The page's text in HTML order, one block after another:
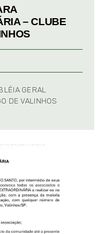
– CLUBE
GERAL
DE VALINHOS